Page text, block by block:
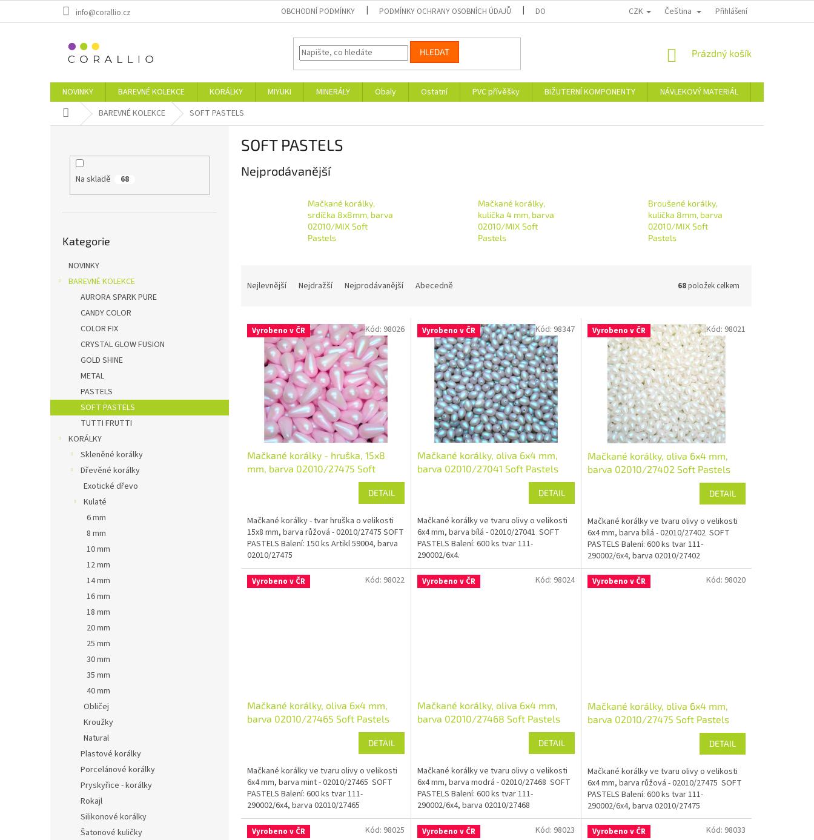
info@corallio.cz OBCHODNÍ PODMÍNKY PODMÍNKY OCHRANY OSOBNÍCH ÚDAJŮ DOPRAVA A PLATBA KONTAKTY REKLAMAČNÍ ŘÁD
CZK Čeština Přihlášení
HLEDAT
NÁKUPNÍ
Prázdný košík
NOVINKY BAREVNÉ KOLEKCE KORÁLKY MIYUKI MINERÁLY Obaly Ostatní PVC přívěšky BIŽUTERNÍ KOMPONENTY NÁVLEKOVÝ MATERIÁL
Skleněné a
Domů BAREVNÉ KOLEKCE SOFT PASTELS
Na skladě 68
kategorie
Kategorie
NOVINKY
BAREVNÉ KOLEKCE
AURORA SPARK PURE
CANDY COLOR
COLOR FIX
CRYSTAL GLOW FUSION
GOLD SHINE
METAL
PASTELS
SOFT PASTELS
TUTTI FRUTTI
KORÁLKY
Skleněné korálky
Dřevěné korálky
Exotické dřevo
Kulaté
6 mm
8 mm
10 mm
12 mm
14 mm
16 mm
18 mm
20 mm
25 mm
30 mm
35 mm
40 mm
Obličej
Kroužky
Natural
Plastové korálky
Porcelánové korálky
Pryskyřice - korálky
Rokajl
Silikonové korálky
Šatonové kuličky
SOFT PASTELS
Nejprodávanější
Mačkané korálky,
srdíčka 8x8mm, barva
02010/MIX Soft
Pastels
Mačkané korálky,
kulička 4 mm, barva
02010/MIX Soft
Pastels
Broušené korálky,
kulička 8mm, barva
02010/MIX Soft
Pastels
n
Nejlevnější Nejdražší Nejprodávanější Abecedně 68položek celkem
V Vyrobeno v ČR
Mačkané korálky - hruška, 15x8
mm, barva 02010/27475 Soft
DETAIL
Mačkané korálky - tvar hruška o velikosti
15x8 mm, barva růžová - 02010/27475 SOFT
PASTELS Balení: 150 ks Artikl 59004, barva
02010/27475
Kód: 98026 Vyrobeno v ČR
Mačkané korálky, oliva 6x4 mm,
barva 02010/27041 Soft Pastels
DETAIL
Mačkané korálky ve tvaru olivy o velikosti
6x4 mm, barva bílá - 02010/27041 SOFT
PASTELS Balení: 600 ks tvar 111-
290002/6x4.
Kód: 98347 Vyrobeno v ČR
Mačkané korálky, oliva 6x4 mm,
barva 02010/27402 Soft Pastels
DETAIL
Mačkané korálky ve tvaru olivy o velikosti
6x4 mm, barva bílá - 02010/27402 SOFT
PASTELS Balení: 600 ks tvar 111-
290002/6x4, barva 02010/27402
Kód: 98021
Vyrobeno v ČR
Mačkané korálky, oliva 6x4 mm,
barva 02010/27465 Soft Pastels
DETAIL
Mačkané korálky ve tvaru olivy o velikosti
6x4 mm, barva mint - 02010/27465 SOFT
PASTELS Balení: 600 ks tvar 111-
290002/6x4, barva 02010/27465
Kód: 98022 Vyrobeno v ČR
Mačkané korálky, oliva 6x4 mm,
barva 02010/27468 Soft Pastels
DETAIL
Mačkané korálky ve tvaru olivy o velikosti
6x4 mm, barva modrá - 02010/27468 SOFT
PASTELS Balení: 600 ks tvar 111-
290002/6x4, barva 02010/27468
Kód: 98024 Vyrobeno v ČR
Mačkané korálky, oliva 6x4 mm,
barva 02010/27475 Soft Pastels
DETAIL
Mačkané korálky ve tvaru olivy o velikosti
6x4 mm, barva růžová - 02010/27475 SOFT
PASTELS Balení: 600 ks tvar 111-
290002/6x4, barva 02010/27475
Kód: 98020
Vyrobeno v ČR Kód: 98025 Vyrobeno v ČR Kód: 98023 Vyrobeno v ČR Kód: 98033